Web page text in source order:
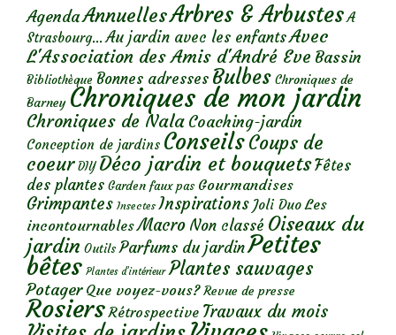
AgendaAnnuellesArbres & Arbustes A
Strasbourg... Au jardin avec les enfantsAvec
L'Association des Amis d'André Eve Bassin
Bibliothèque Bonnes adresses Bulbes Chroniques de
Barney Chroniques de mon jardin
Chroniques de Nala Coaching-jardin
Conception de jardins ConseilsCoups de
coeur DIY Déco jardin et bouquetsFêtes
des plantes Garden faux pas Gourmandises
Grimpantes Insectes Inspirations Joli Duo Les
incontournables Macro Non classé Oiseaux du
jardin Outils Parfums du jardinPetites
bêtes Plantes d’intérieur Plantes sauvages
Potager Que voyez-vous? Revue de presse
Rosiers Rétrospective Travaux du mois